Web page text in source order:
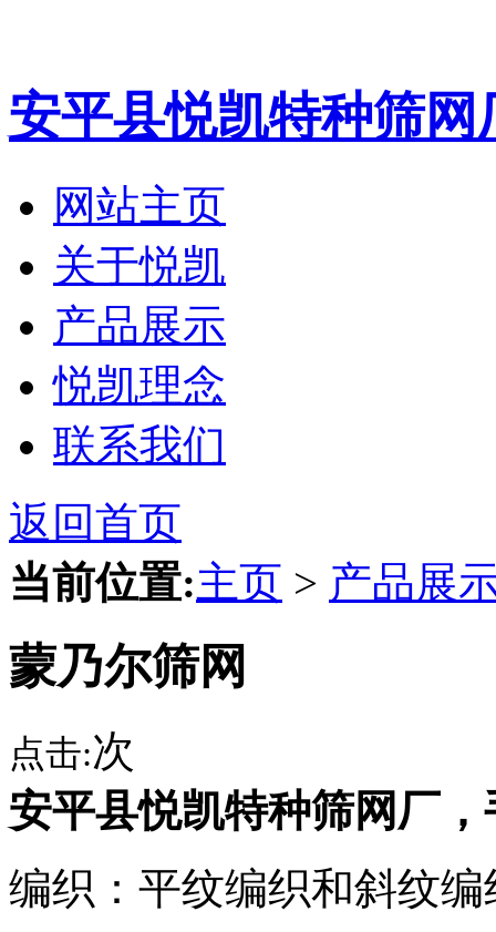
安平县悦凯特种筛网
网站主页
关于悦凯
产品展示
悦凯理念
联系我们
返回首页
当前位置:主页 > 产品展
蒙乃尔筛网
点击:次
安平县悦凯特种筛网厂，
编织：平纹编织和斜纹编